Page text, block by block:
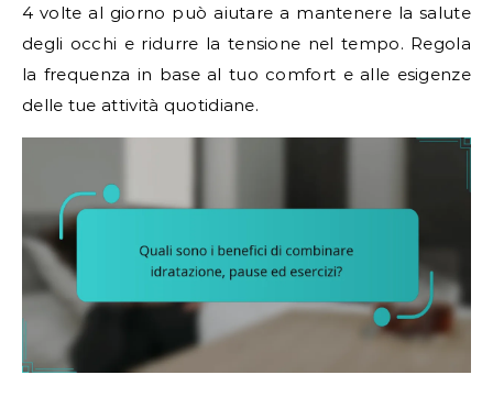
4 volte al giorno può aiutare a mantenere la salute
degli occhi e ridurre la tensione nel tempo. Regola
la frequenza in base al tuo comfort e alle esigenze
delle tue attività quotidiane.